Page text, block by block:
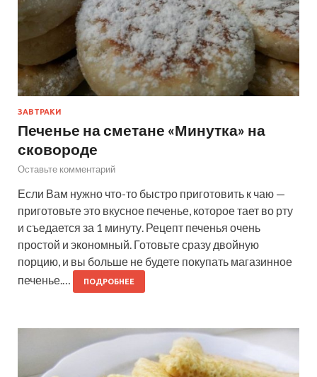
ЗАВТРАКИ
Печенье на сметане «Минутка» на
сковороде
Оставьте комментарий
Если Вам нужно что-то быстро приготовить к чаю —
приготовьте это вкусное печенье, которое тает во рту
и съедается за 1 минуту. Рецепт печенья очень
простой и экономный. Готовьте сразу двойную
порцию, и вы больше не будете покупать магазинное
печенье.…
ПОДРОБНЕЕ